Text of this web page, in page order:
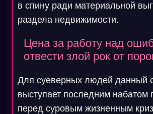
в спину ради материальной
раздела недвижимости.
Цена за работу над
отвести злой рок от
Для суеверных людей данный
выступает последним набатом
перед суровым жизненным